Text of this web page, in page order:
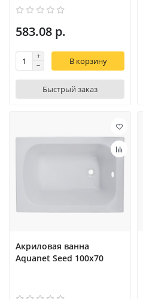
583.08 р.
В корзину
Быстрый заказ
Акриловая ванна
Aquanet Seed 100x70